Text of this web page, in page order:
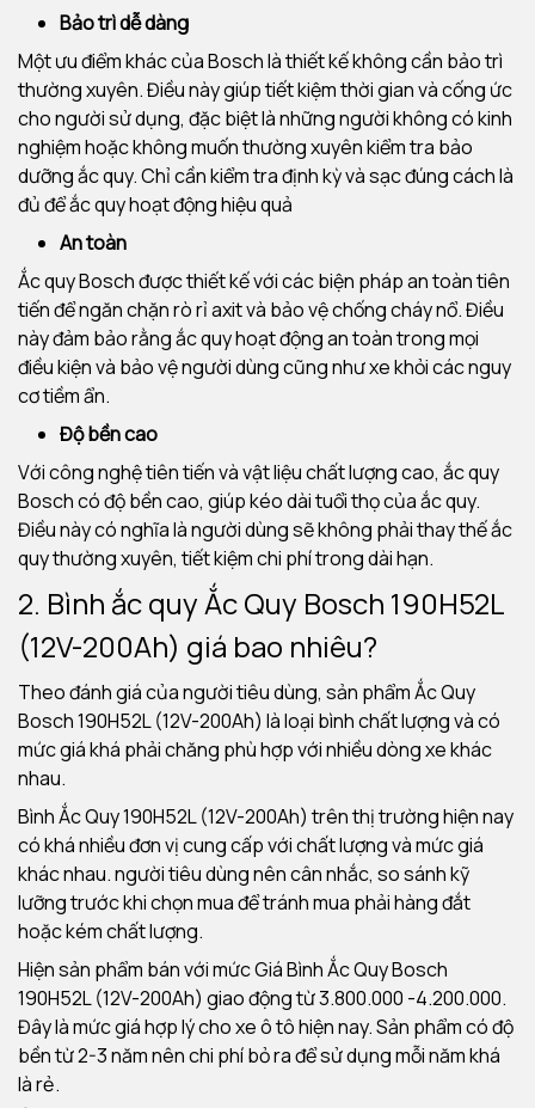
Bảo trì dễ dàng
Một ưu điểm khác của Bosch là thiết kế không cần bảo trì
thường xuyên. Điều này giúp tiết kiệm thời gian và cống ức
cho người sử dụng, đặc biệt là những người không có kinh
nghiệm hoặc không muốn thường xuyên kiểm tra bảo
dưỡng ắc quy. Chỉ cần kiểm tra định kỳ và sạc đúng cách là
đủ để ắc quy hoạt động hiệu quả
An toàn
Ắc quy Bosch được thiết kế với các biện pháp an toàn tiên
tiến để ngăn chặn rò rỉ axit và bảo vệ chống cháy nổ. Điều
này đảm bảo rằng ắc quy hoạt động an toàn trong mọi
điều kiện và bảo vệ người dùng cũng như xe khỏi các nguy
cơ tiềm ẩn.
Độ bền cao
Với công nghệ tiên tiến và vật liệu chất lượng cao, ắc quy
Bosch có độ bền cao, giúp kéo dài tuổi thọ của ắc quy.
Điều này có nghĩa là người dùng sẽ không phải thay thế ắc
quy thường xuyên, tiết kiệm chi phí trong dài hạn.
2. Bình ắc quyẮc Quy Bosch 190H52L
(12V-200Ah) giá bao nhiêu?
Theo đánh giá của người tiêu dùng, sản phẩm Ắc Quy
Bosch 190H52L (12V-200Ah) là loại bình chất lượng và có
mức giá khá phải chăng phù hợp với nhiều dòng xe khác
nhau.
Bình Ắc Quy 190H52L (12V-200Ah) trên thị trường hiện nay
có khá nhiều đơn vị cung cấp với chất lượng và mức giá
khác nhau. người tiêu dùng nên cân nhắc, so sánh kỹ
lưỡng trước khi chọn mua để tránh mua phải hàng đắt
hoặc kém chất lượng.
Hiện sản phẩm bán với mức Giá Bình Ắc Quy Bosch
190H52L (12V-200Ah) giao động từ 3.800.000 -4.200.000.
Đây là mức giá hợp lý cho xe ô tô hiện nay. Sản phẩm có độ
bền từ 2-3 năm nên chi phí bỏ ra để sử dụng mỗi năm khá
là rẻ.